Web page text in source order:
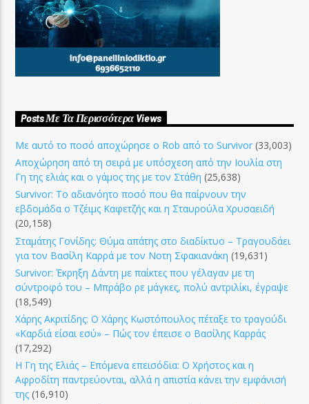
Posts Με Τα Περισσότερα Views
Με αυτό το ποσό αποχώρησε ο Rob από το Survivor (33,003)
Αποχώρηση από τη σειρά με υπόσχεση από την Ιουλία στη
Γη της ελιάς και ο γάμος της με τον Στάθη (25,638)
Survivor: Το αδιανόητο ποσό που θα παίρνουν την
εβδομάδα ο Τζέιμς Καφετζής και η Σταυρούλα Χρυσαειδή
(20,158)
Σταμάτης Γονίδης: Θύμα απάτης στο διαδίκτυο – Τραγουδάει
για τον Βασίλη Καρρά με τον Νοτη Σφακιανάκη (19,631)
Survivor: Έκρηξη Δάντη με παίκτες που γέλαγαν με τη
σύντροφό του – Μπράβο ρε μάγκες, πολύ αντριλίκι, έγραψε
(18,549)
Χάρης Ακριτίδης: Ο Χάρης Κωστόπουλος πέταξε το τραγούδι
«Καρδιά είσαι εσύ» – Πώς τον έπεισε ο Βασίλης Καρράς
(17,292)
Η Γη της Ελιάς – Επόμενα επεισόδια: Ο Χρήστος και η
Αφροδίτη παντρεύονται, αλλά η απιστία κάνει την εμφάνισή
της (16,910)